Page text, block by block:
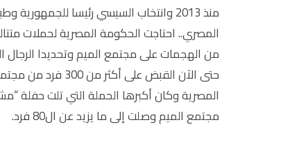
منذ 2013 وانتخاب السيسي رئيسا
المصري.. احتاجت الحكومة المصرية لحملات
من الهجمات على مجتمع الميم وتحديدا الرجال
حتى الآن القبض
المصرية وكان أكبرها الحملة التي تلت حفلة
مجتمع الميم وصلت إلى ما يزيد عن ال80 فرد.